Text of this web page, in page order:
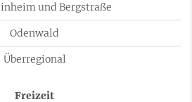
und Bergstraße
Odenwald
Überregional
Freizeit